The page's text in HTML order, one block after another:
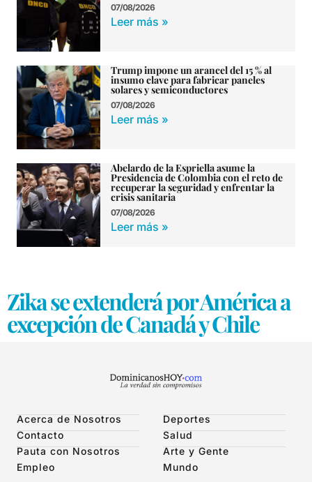
07/08/2026
Leer más »
Trump impone un arancel del 15 % al
insumo clave para fabricar paneles
solares y semiconductores
07/08/2026
Leer más »
Abelardo de la Espriella asume la
Presidencia de Colombia con el reto de
recuperar la seguridad y enfrentar la
crisis sanitaria
07/08/2026
Leer más »
Zika se extenderá por América a
excepción de Canadá y Chile
Acerca de Nosotros
Contacto
Pauta con Nosotros
Empleo
Deportes
Salud
Arte y Gente
Mundo